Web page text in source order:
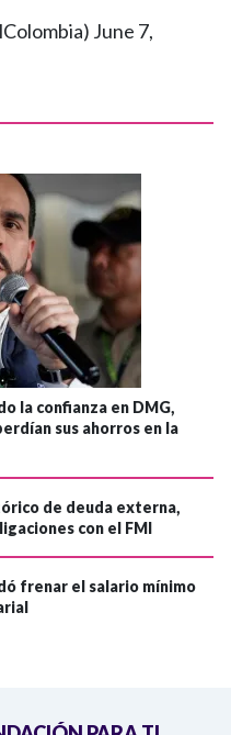
June 7,
la confianza en DMG,
sus ahorros en la
de deuda externa,
con el FMI
frenar el salario mínimo